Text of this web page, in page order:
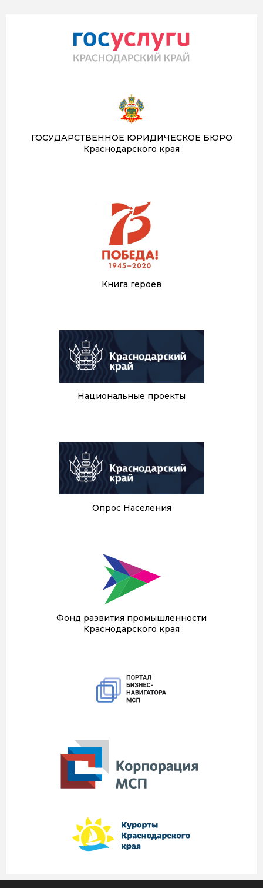
ГОСУДАРСТВЕННОЕ ЮРИДИЧЕСКОЕ БЮРО
Краснодарского края
Книга героев
Национальные проекты
Опрос Населения
Фонд развития промышленности
Краснодарского края